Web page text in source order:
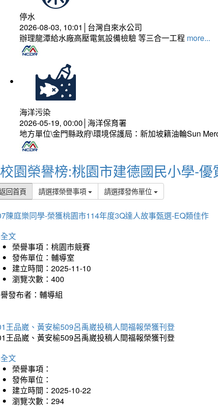
停水
2026-08-03, 10:01│台灣自來水公司
辦理龍潭給水廠高壓電氣設備檢驗 等三合一工程 more...
海洋污染
2026-05-19, 00:00│海洋保育署
地方單位\金門縣政府\環境保護局：新加坡籍油輪Sun
校園榮譽榜:桃園市建德國民小學-優
回首頁 請選擇榮譽事項 請選擇發佈單位
陳庭樂同學-榮獲桃園市114年度3Q達人故事甄選-EQ類佳作
文
榮譽事項：桃園市競賽
發佈單位：輔導室
建立時間：2025-11-10
瀏覽次數：400
發布者：輔導組
王品崴、黃安榆509呂禹崴投稿人間福報榮獲刊登
王品崴、黃安榆509呂禹崴投稿人間福報榮獲刊登
文
榮譽事項：
發佈單位：
建立時間：2025-10-22
瀏覽次數：294